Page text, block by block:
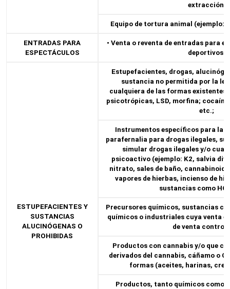
extracción.
Equipo de tortura animal (ejemplo:
ENTRADAS PARA
ESPECTÁCULOS
• Venta o reventa de entradas para
deportivos.
ESTUPEFACIENTES Y
SUSTANCIAS
ALUCINÓGENAS O
PROHIBIDAS
Estupefacientes, drogas,
sustancia no permitida por la
cualquiera de las formas
psicotrópicas, LSD, morfina;
etc.;
Instrumentos específicos para la
parafernalia para drogas ilegales,
simular drogas ilegales y/o
psicoactivo (ejemplo: K2, salvia
nitrato, sales de baño,
vapores de hierbas, incienso de
sustancias como
Precursores químicos, sustancias
químicos o industriales cuya venta
de venta
Productos con cannabis y/o que
derivados del cannabis, cáñamo o
formas (aceites, harinas,
Productos, tanto químicos como